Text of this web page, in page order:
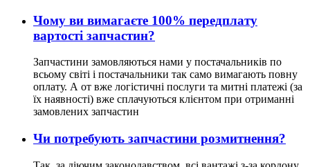
Чому ви вимагаєте 100% передплату
вартості запчастин?
Запчастини замовляються нами у постачальників по
всьому світі і постачальники так само вимагають повну
оплату. А от вже логістичні послуги та митні платежі (за
їх наявності) вже сплачуються клієнтом при отриманні
замовлених запчастин
Чи потребують запчастини розмитнення?